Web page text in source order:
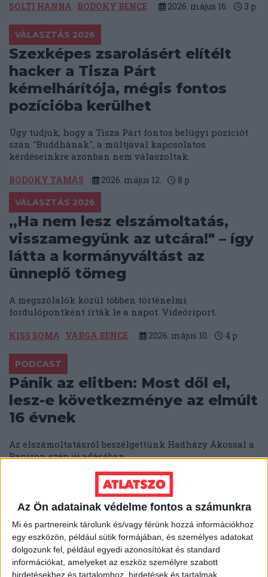
Az Ön adatainak védelme fontos a számunkra
Mi és partnereink tárolunk és/vagy férünk hozzá információkhoz
egy eszközön, például sütik formájában, és személyes adatokat
dolgozunk fel, például egyedi azonosítókat és standard
információkat, amelyeket az eszköz személyre szabott
hirdetésekhez és tartalomhoz, hirdetések és tartalmak
SOLTI HANNA BODOKY BENCE 2026. május 16. 3 p
VÁLASZTÁS 2026
Szexképes zsarolásért elítélt
hacker a Tisza Párt
kémelhárítója, mégis fontos
pozícióba kerülhet
Úgy tudjuk, hogy a Tisza Párt fontos belügyi pozíciót
szán "Buddhának", a múltjával kapcsolatos
kérdéseinkre azonban nem válaszoltak.
BODOKY TAMÁS 2026. május 12. 8 p
VÁLASZTÁS 2026
„Ha nem lesz elszámoltatás,
visszamegyünk az utcára!" – így
látta a kormányváltást az
ünneplő tömeg
A megszólalók közül többen történelmi
fordulópontként írták le a napot. Videóriport.
KISS SOMA VARGA BENCE 2026. május 10. 4 p
PODCAST
Pánik az elitben: Most dől el,
lesz-e következménye az elmúlt
16 évnek
Az elszámoltatásról beszélgettünk Hadházy Ákossal a
Papíron szép új adásában.
KATUS ESZTER BODOKY BENCE
2026. május 9. 2 p
AZ ELMÚLT 16 ÉV
„Most már lehet beszélni” – a
stadionokon kívül is bevetette a